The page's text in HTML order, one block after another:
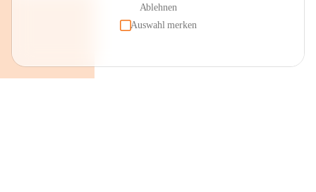
Ablehnen
Auswahl merken